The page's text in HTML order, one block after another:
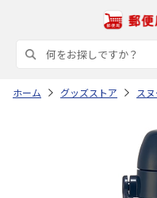
ホーム グッズストア ス